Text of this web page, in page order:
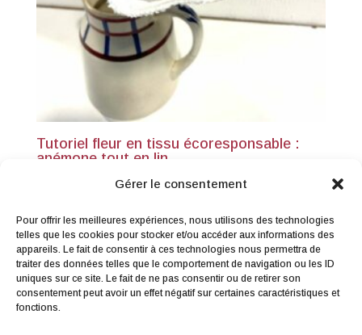
Gérer le consentement
Pour offrir les meilleures expériences, nous utilisons des technologies
telles que les cookies pour stocker et/ou accéder aux informations des
appareils. Le fait de consentir à ces technologies nous permettra de
traiter des données telles que le comportement de navigation ou les ID
uniques sur ce site. Le fait de ne pas consentir ou de retirer son
consentement peut avoir un effet négatif sur certaines caractéristiques et
fonctions.
Tutoriel fleur en tissu écoresponsable :
anémone tout en lin
Me contacter|Droit de rétractation|